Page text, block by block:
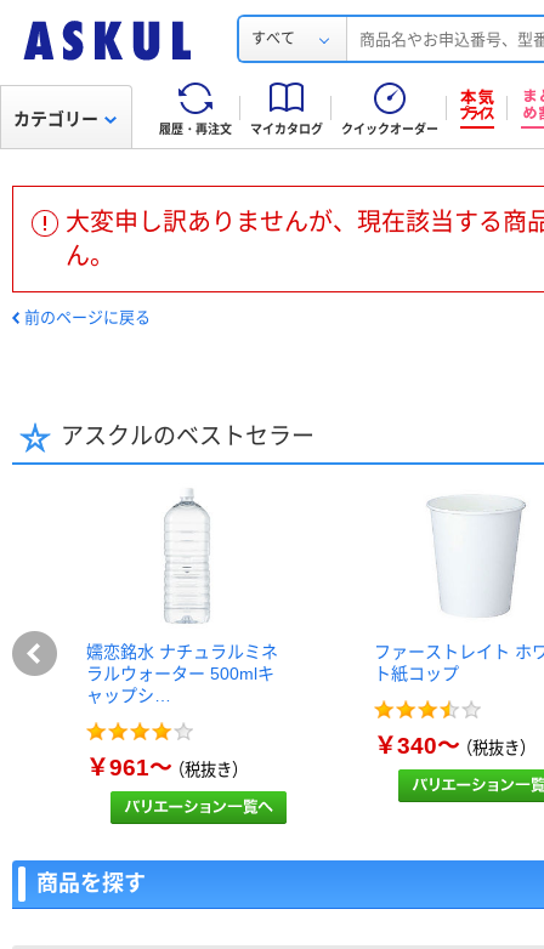
すべて
履歴・再注文 マイカタログ クイックオーダー
カテゴリー
大変申し訳ありませんが、現在該当する商
ん。
前のページに戻る
アスクルのベストセラー
嬬恋銘水 ナチュラルミネ
ラルウォーター 500mlキ
ャップシ…
￥961～（税抜き）
ファーストレイト ホ
ト紙コップ
￥340～（税抜き）
商品を探す